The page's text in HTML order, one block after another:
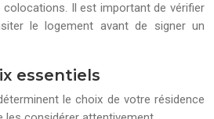
Il est important de vérifier
le logement avant de signer un
essentiels
le choix de votre résidence